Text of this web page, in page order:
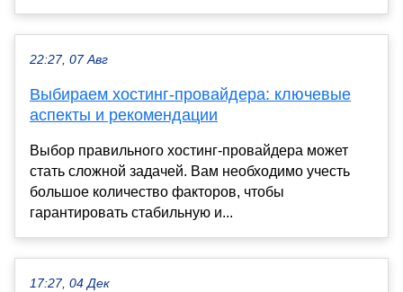
22:27, 07 Авг
Выбираем хостинг-провайдера: ключевые
аспекты и рекомендации
Выбор правильного хостинг-провайдера может
стать сложной задачей. Вам необходимо учесть
большое количество факторов, чтобы
гарантировать стабильную и...
17:27, 04 Дек